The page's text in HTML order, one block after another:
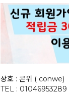
상호 : 콘위 ( conwe)
TEL : 01046953289